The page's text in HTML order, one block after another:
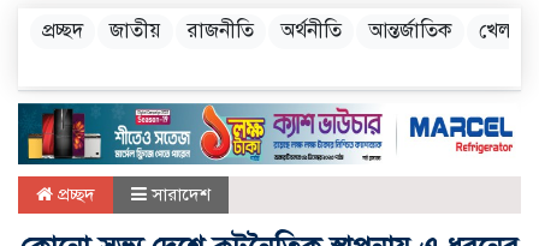
প্রচ্ছদ জাতীয় রাজনীতি অর্থনীতি আন্তর্জাতিক খেলা
প্রচ্ছদ সারাদেশ